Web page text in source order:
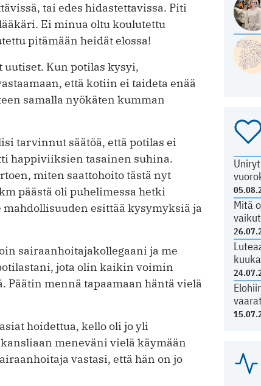
Mitä
tai edes hidastettavissa. Piti
Ei minua oltu koulutettu
pitämään heidät elossa!
Kun potilas kysyi,
että kotiin ei taideta enää
samalla nyökäten kumman
tarvinnut säätöä, että potilas ei
happiviiksien tasainen suhina.
miten saattohoito tästä nyt
päästä oli puhelimessa hetki
esittää kysymyksiä ja
sairaanhoitajakollegaani ja me
jota olin kaikin voimin
Päätin mennä tapaamaan häntä vielä
hoidettua, kello oli jo yli
meneväni vielä käymään
vastasi, että hän on jo